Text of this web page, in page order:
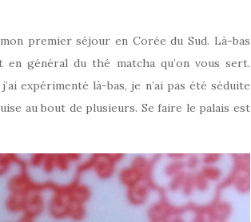
premier séjour en Corée du Sud. Là-bas
en général du thé matcha qu’on vous sert.
expérimenté là-bas, je n’ai pas été séduite
au bout de plusieurs. Se faire le palais est